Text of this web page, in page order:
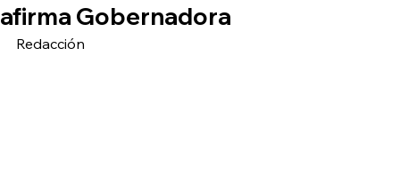
afirma Gobernadora
Redacción